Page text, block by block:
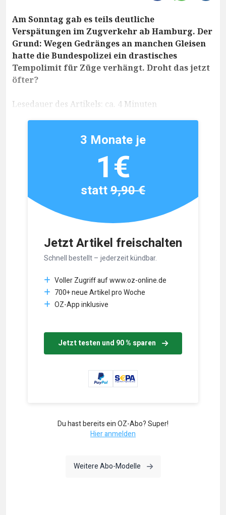
Am Sonntag gab es teils deutliche
Verspätungen im Zugverkehr ab Hamburg. Der
Grund: Wegen Gedränges an manchen Gleisen
hatte die Bundespolizei ein drastisches
Tempolimit für Züge verhängt. Droht das jetzt
öfter?
Lesedauer des Artikels: ca. 4 Minuten
Jetzt Artikel freischalten
Schnell bestellt – jederzeit kündbar.
Voller Zugriff auf www.oz-online.de
700+ neue Artikel pro Woche
OZ-App inklusive
Jetzt testen und 90 % sparen
3 Monate je
1€
statt9,90 €
Du hast bereits ein OZ-Abo? Super!
Hier anmelden
Weitere Abo-Modelle